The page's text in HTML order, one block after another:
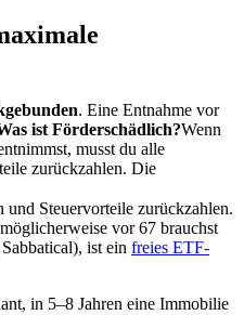
. Eine Entnahme vor
ist Förderschädlich?Wenn
musst du alle
zurückzahlen. Die
Steuervorteile zurückzahlen.
vor 67 brauchst
ist ein freies ETF-
in 5–8 Jahren eine Immobilie